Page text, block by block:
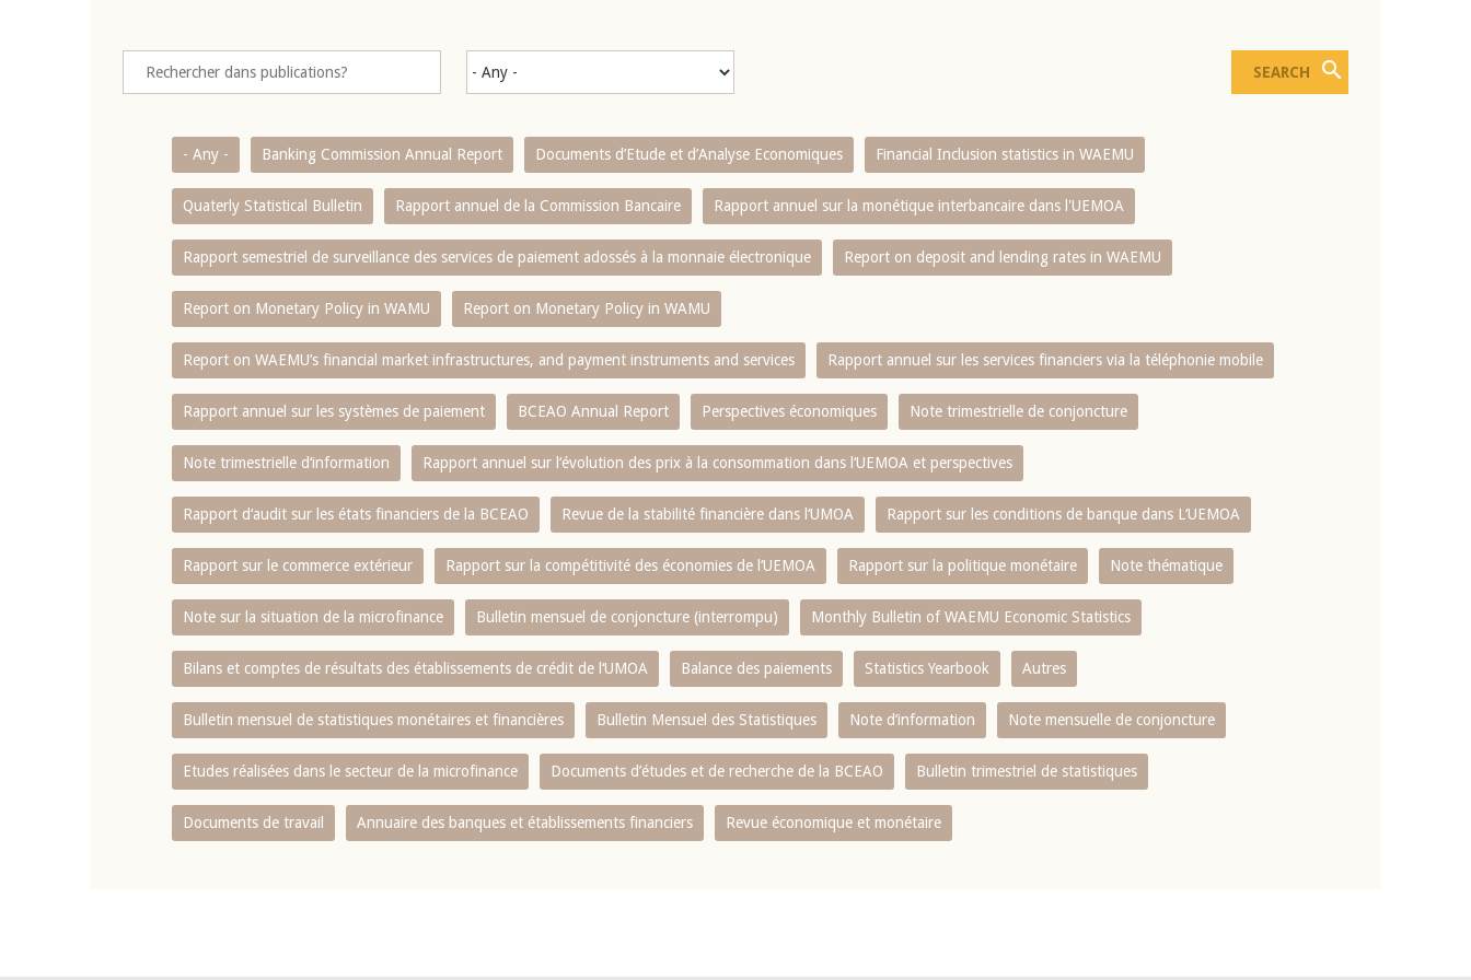
- Any - Banking Commission Annual Report Documents d’Etude et d’Analyse Economiques Financial Inclusion statistics in WAEMU
Quaterly Statistical Bulletin Rapport annuel de la Commission Bancaire Rapport annuel sur la monétique interbancaire dans l'UEMOA
Rapport semestriel de surveillance des services de paiement adossés à la monnaie électronique Report on deposit and lending rates in WAEMU
Report on Monetary Policy in WAMU Report on Monetary Policy in WAMU
Report on WAEMU’s financial market infrastructures, and payment instruments and services Rapport annuel sur les services financiers via la téléphonie mobile
Rapport annuel sur les systèmes de paiement BCEAO Annual Report Perspectives économiques Note trimestrielle de conjoncture
Note trimestrielle d‘information Rapport annuel sur l‘évolution des prix à la consommation dans l‘UEMOA et perspectives
Rapport d‘audit sur les états financiers de la BCEAO Revue de la stabilité financière dans l‘UMOA Rapport sur les conditions de banque dans L‘UEMOA
Rapport sur le commerce extérieur Rapport sur la compétitivité des économies de l‘UEMOA Rapport sur la politique monétaire Note thématique
Note sur la situation de la microfinance Bulletin mensuel de conjoncture (interrompu) Monthly Bulletin of WAEMU Economic Statistics
Bilans et comptes de résultats des établissements de crédit de l‘UMOA Balance des paiements Statistics Yearbook Autres
Bulletin mensuel de statistiques monétaires et financières Bulletin Mensuel des Statistiques Note d’information Note mensuelle de conjoncture
Etudes réalisées dans le secteur de la microfinance Documents d’études et de recherche de la BCEAO Bulletin trimestriel de statistiques
Documents de travail Annuaire des banques et établissements financiers Revue économique et monétaire